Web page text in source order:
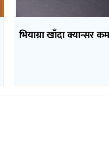
भियाग्रा खाँदा क्यान्सर